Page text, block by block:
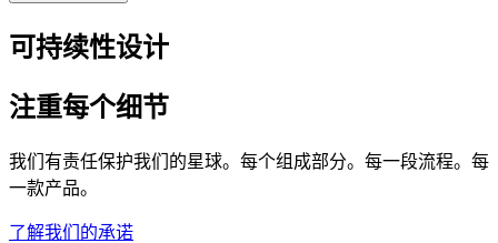
可持续性设计
注重每个细节
我们有责任保护我们的星球。每个组成部分。每一段流程。每
一款产品。
了解我们的承诺